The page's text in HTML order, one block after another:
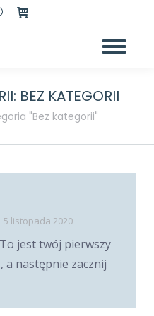
BEZ KATEGORII
"Bez kategorii"
5 listopada 2020
jest twój pierwszy
a następnie zacznij